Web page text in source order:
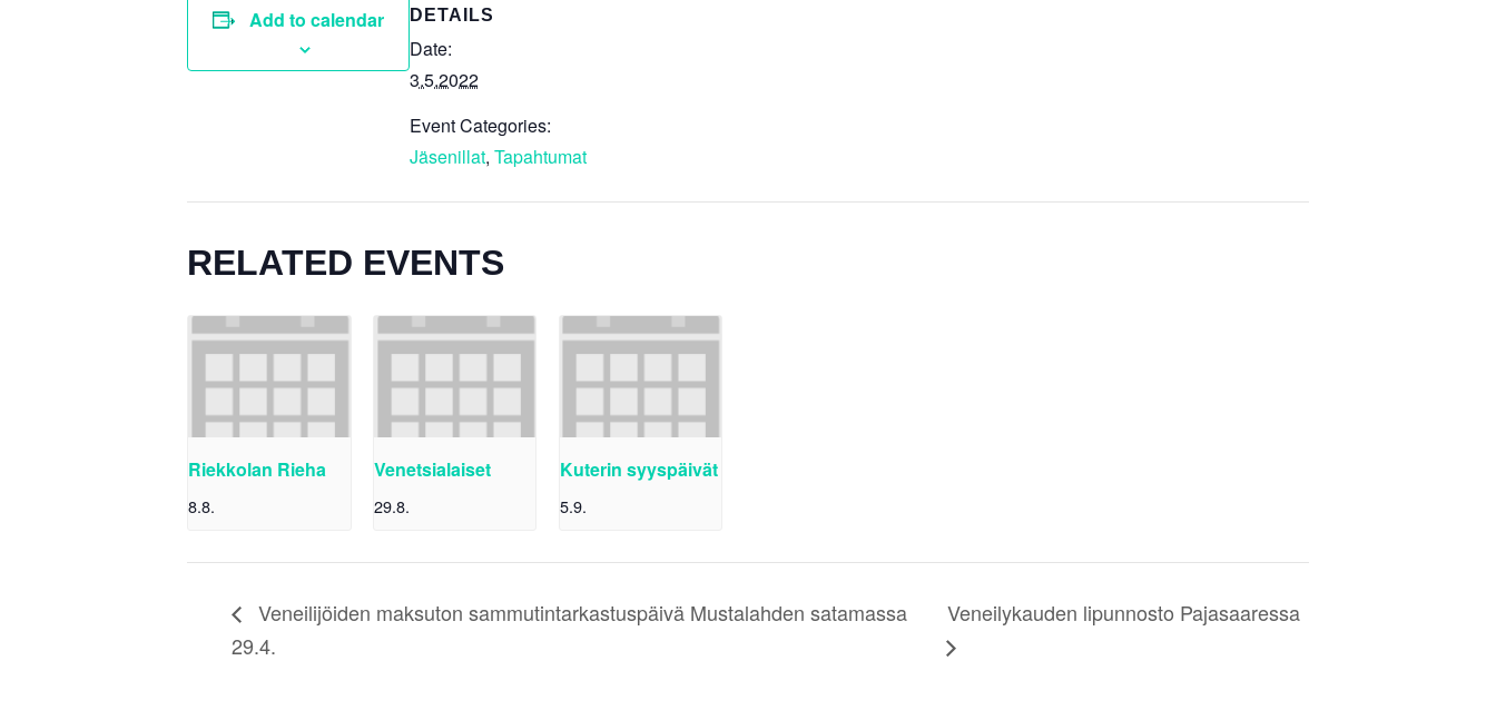
Add to calendar DETAILS
Date:
3.5.2022
Event Categories:
Jäsenillat, Tapahtumat
RELATED EVENTS
Riekkolan Rieha
8.8.
Venetsialaiset
29.8.
Kuterin syyspäivät
5.9.
Veneilijöiden maksuton sammutintarkastuspäivä Mustalahden satamassa
29.4.
Veneilykauden lipunnosto Pajasaaressa